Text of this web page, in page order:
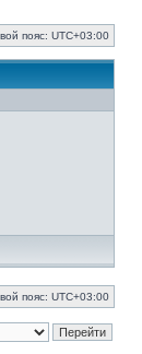
пояс: UTC+03:00
пояс: UTC+03:00